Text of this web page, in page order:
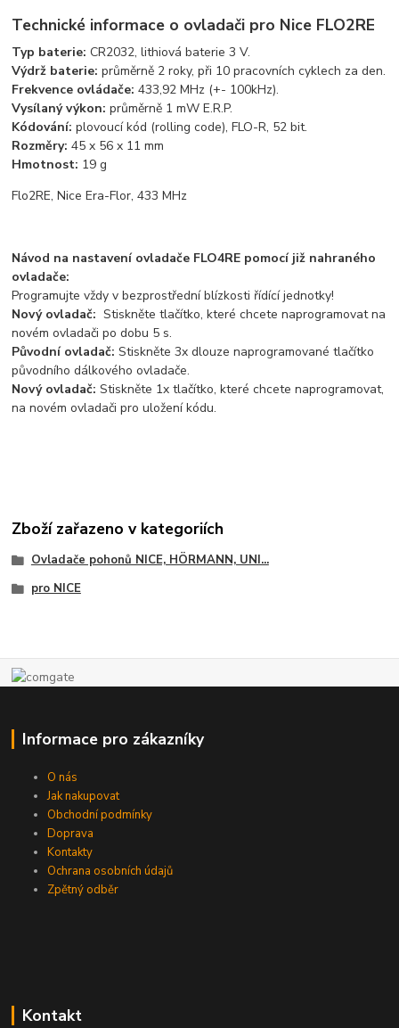
Technické informace o ovladači pro Nice FLO2RE
Typ baterie: CR2032, lithiová baterie 3 V.
Výdrž baterie: průměrně 2 roky, při 10 pracovních cyklech za den.
Frekvence ovládače: 433,92 MHz (+- 100kHz).
Vysílaný výkon: průměrně 1 mW E.R.P.
Kódování: plovoucí kód (rolling code), FLO-R, 52 bit.
Rozměry: 45 x 56 x 11 mm
Hmotnost: 19 g
Flo2RE, Nice Era-Flor, 433 MHz
Návod na nastavení ovladače FLO4RE pomocí již nahraného
ovladače:
Programujte vždy v bezprostřední blízkosti řídící jednotky!
Nový ovladač: Stiskněte tlačítko, které chcete naprogramovat na
novém ovladači po dobu 5 s.
Původní ovladač:Stiskněte 3x dlouze naprogramované tlačítko
původního dálkového ovladače.
Nový ovladač:Stiskněte 1x tlačítko, které chcete naprogramovat,
na novém ovladači pro uložení kódu.
Zboží zařazeno v kategoriích
Ovladače pohonů NICE, HÖRMANN, UNI...
pro NICE
Informace pro zákazníky
O nás
Jak nakupovat
Obchodní podmínky
Doprava
Kontakty
Ochrana osobních údajů
Zpětný odběr
Kontakt